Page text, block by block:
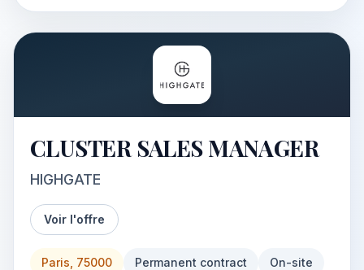
CLUSTER SALES MANAGER
HIGHGATE
Voir l'offre
Paris, 75000 Permanent contract On-site